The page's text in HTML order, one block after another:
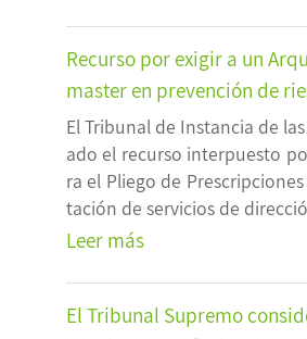
Recurso por exigir a un
master en prevención de
El Tribunal de Instancia de
ado el recurso interpuesto
ra el Pliego de
tación de servicios de
Leer más
El Tribunal Supremo